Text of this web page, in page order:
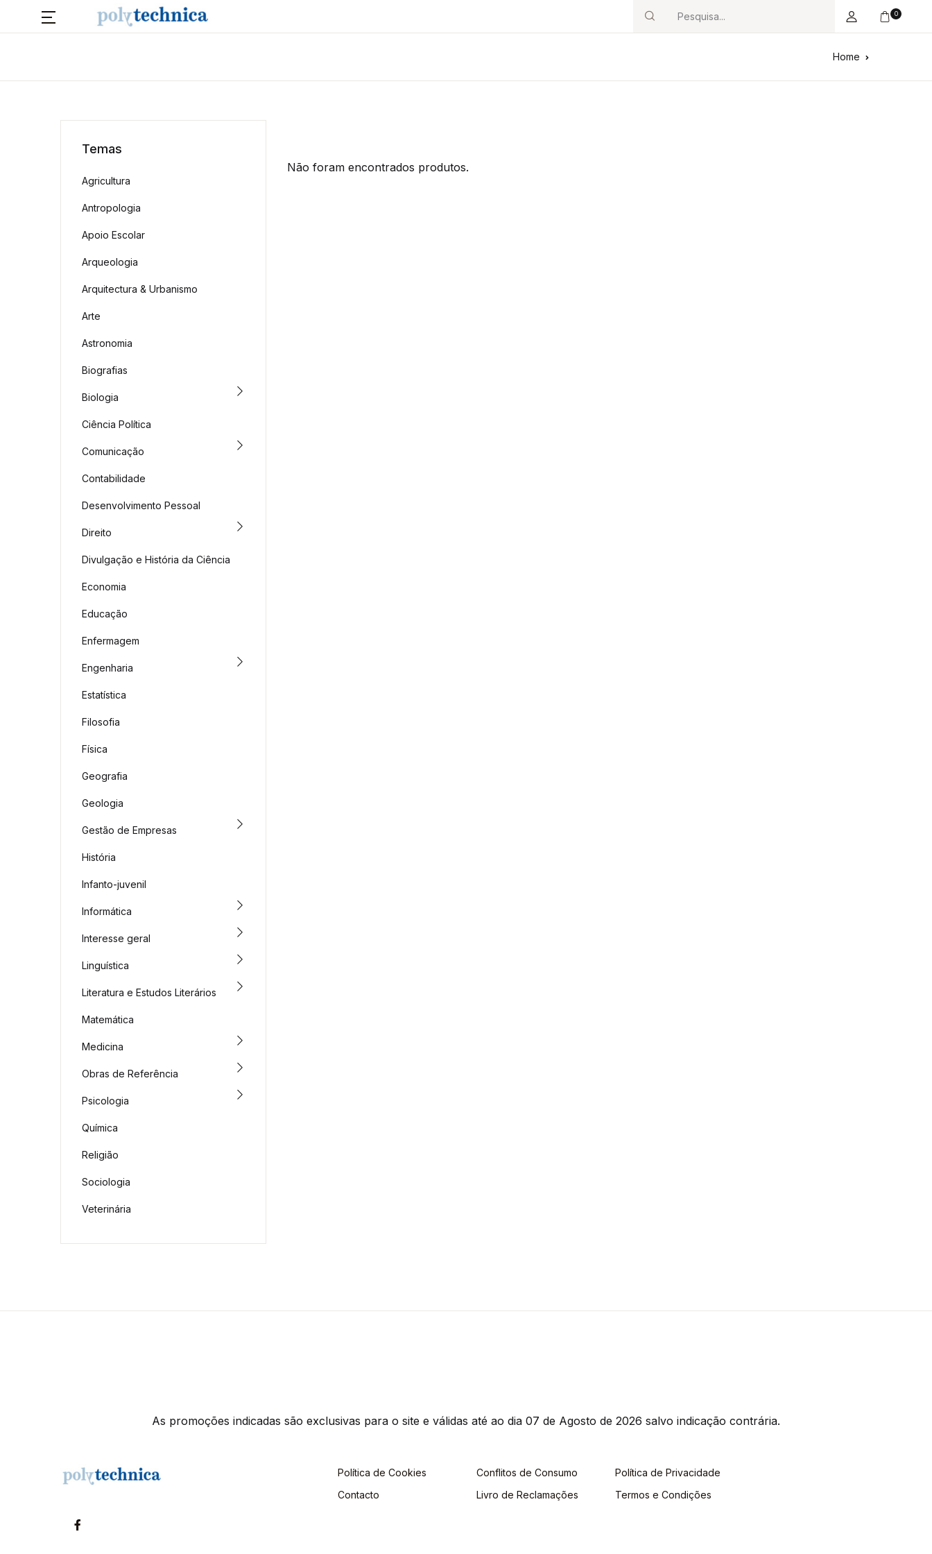
Search
0
Home
Não foram encontrados produtos.
Temas
Agricultura
Antropologia
Apoio Escolar
Arqueologia
Arquitectura & Urbanismo
Arte
Astronomia
Biografias
Biologia
Ciência Política
Comunicação
Contabilidade
Desenvolvimento Pessoal
Direito
Divulgação e História da Ciência
Economia
Educação
Enfermagem
Engenharia
Estatística
Filosofia
Física
Geografia
Geologia
Gestão de Empresas
História
Infanto-juvenil
Informática
Interesse geral
Linguística
Literatura e Estudos Literários
Matemática
Medicina
Obras de Referência
Psicologia
Química
Religião
Sociologia
Veterinária
As promoções indicadas são exclusivas para o site e válidas até ao dia 07 de Agosto de 2026 salvo indicação contrária.
Política de Cookies
Contacto
Conflitos de Consumo
Livro de Reclamações
Política de Privacidade
Termos e Condições